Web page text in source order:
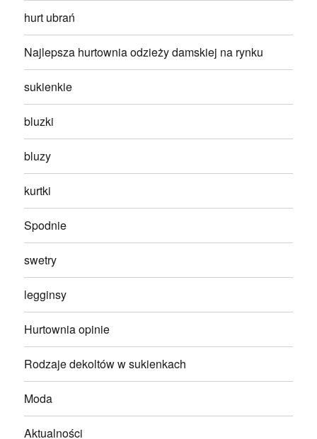
hurt ubrań
Najlepsza hurtownia odzieży damskiej na rynku
sukienkie
bluzki
bluzy
kurtki
Spodnie
swetry
legginsy
Hurtownia opinie
Rodzaje dekoltów w sukienkach
Moda
Aktualności